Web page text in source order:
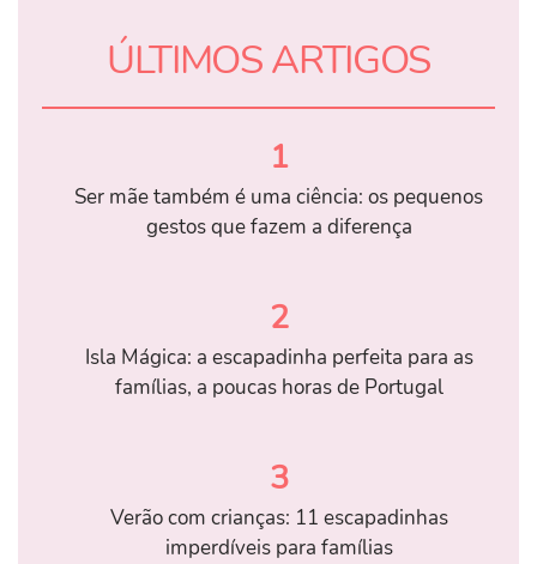
ÚLTIMOS ARTIGOS
1
Ser mãe também é uma ciência: os pequenos
gestos que fazem a diferença
2
Isla Mágica: a escapadinha perfeita para as
famílias, a poucas horas de Portugal
3
Verão com crianças: 11 escapadinhas
imperdíveis para famílias